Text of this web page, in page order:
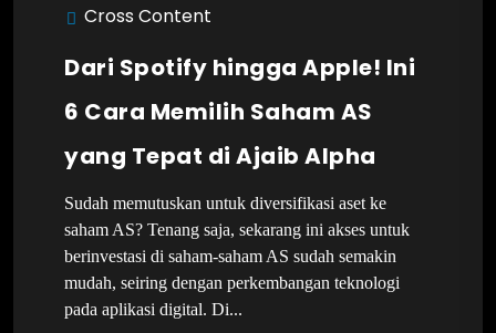
Cross Content
Dari Spotify hingga Apple! Ini
6 Cara Memilih Saham AS
yang Tepat di Ajaib Alpha
Sudah memutuskan untuk diversifikasi aset ke
saham AS? Tenang saja, sekarang ini akses untuk
berinvestasi di saham-saham AS sudah semakin
mudah, seiring dengan perkembangan teknologi
pada aplikasi digital. Di...